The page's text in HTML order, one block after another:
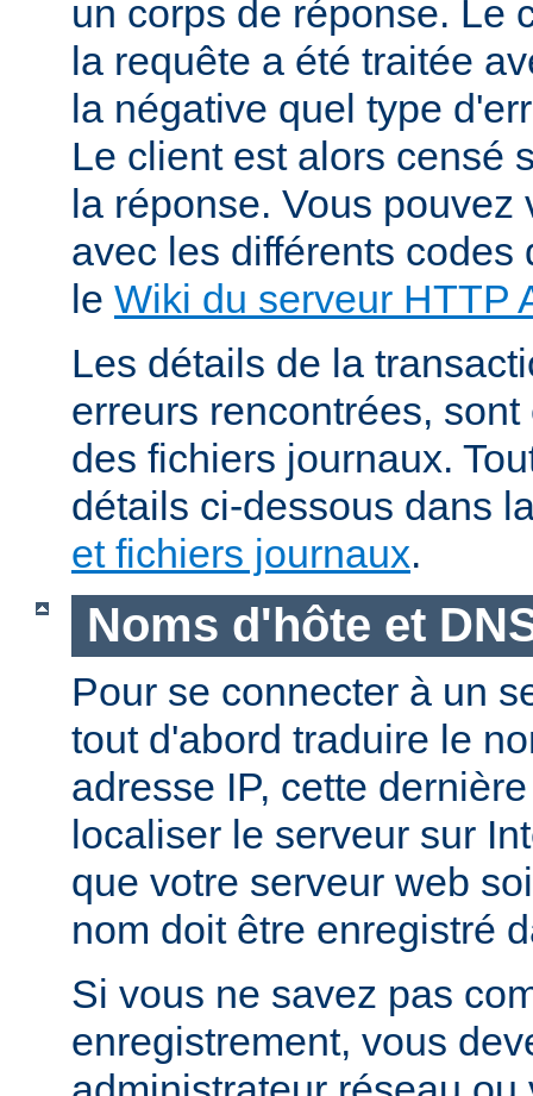
un corps de réponse. Le
la requête a été traitée
la négative quel type
Le client est alors censé
la réponse. Vous pouvez
avec les différents codes
le Wiki du serveur HTTP
Les détails de la
erreurs rencontrées,
des fichiers journaux.
détails ci-dessous dans
et fichiers journaux.
Noms d'hôte et
Pour se connecter à un
tout d'abord traduire le
adresse IP, cette
localiser le serveur sur
que votre serveur web
nom doit être enregistré
Si vous ne savez pas
enregistrement, vous